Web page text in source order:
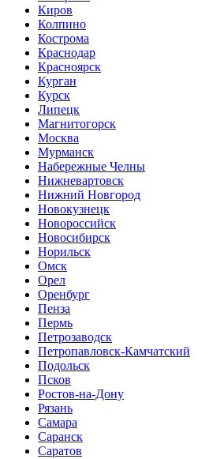
Киров
Колпино
Кострома
Краснодар
Красноярск
Курган
Курск
Липецк
Магнитогорск
Москва
Мурманск
Набережные Челны
Нижневартовск
Нижний Новгород
Новокузнецк
Новороссийск
Новосибирск
Норильск
Омск
Орел
Оренбург
Пенза
Пермь
Петрозаводск
Петропавловск-Камчатский
Подольск
Псков
Ростов-на-Дону
Рязань
Самара
Саранск
Саратов